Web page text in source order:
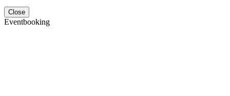
Close
Eventbooking